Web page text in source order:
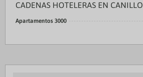
CADENAS HOTELERAS EN CANILLO
Apartamentos 3000